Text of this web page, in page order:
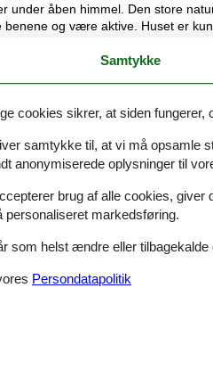
under åben himmel. Den store
og være aktive. Huset er
har du mulighed for at tilbringe
række hyggelige butikker og
er Tversted Klitplantage et oplagt
ideelt til fiskeri og andre
og barnesenge hos os i
Samtykke
cookies sikrer, at siden
samtykke til, at vi må opsamle
anonymiserede oplysninger til
brug af alle cookies,
personaliseret markedsføring.
som helst ændre eller
Persondatapolitik